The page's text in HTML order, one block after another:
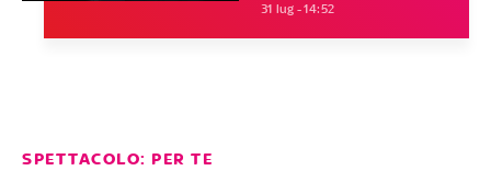
31 lug - 14:52
SPETTACOLO: PER TE